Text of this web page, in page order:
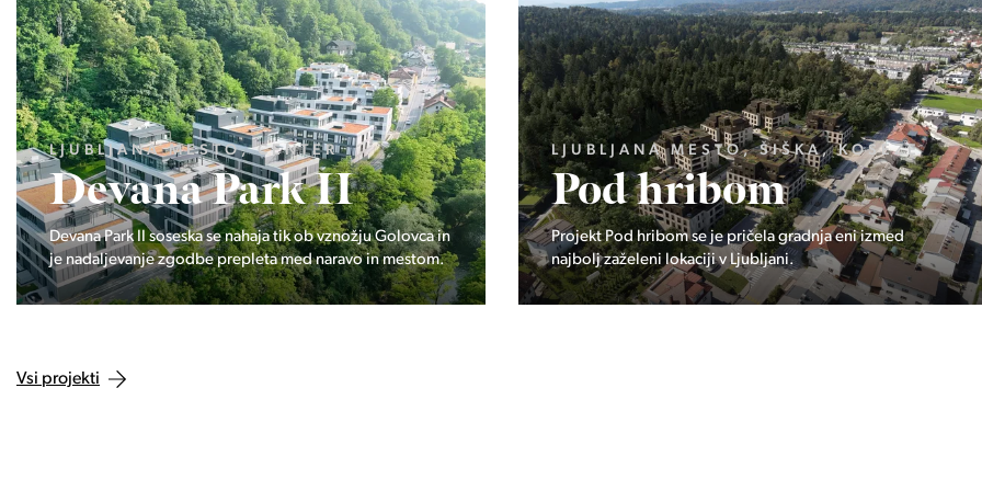
CENTER
II
nahaja tik ob vznožju Golovca in
med naravo in mestom.
LJUBLJANA MESTO, ŠIŠKA, KOSEZE
Pod hribom
Projekt Pod hribom se je pričela gradnja eni izmed
najbolj zaželeni lokaciji v Ljubljani.
GORENJSKA,
Ekskluzivno pri
Triglavskega
Vsi projekti